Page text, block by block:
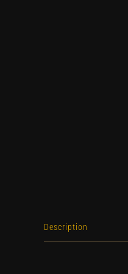
Description